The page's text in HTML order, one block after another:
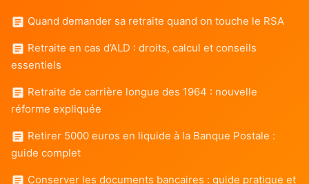
Quand demander sa retraite quand on touche le RSA
Retraite en cas d’ALD : droits, calcul et conseils
essentiels
Retraite de carrière longue des 1964 : nouvelle
réforme expliquée
Retirer 5000 euros en liquide à la Banque Postale :
guide complet
Conserver les documents bancaires : guide pratique et